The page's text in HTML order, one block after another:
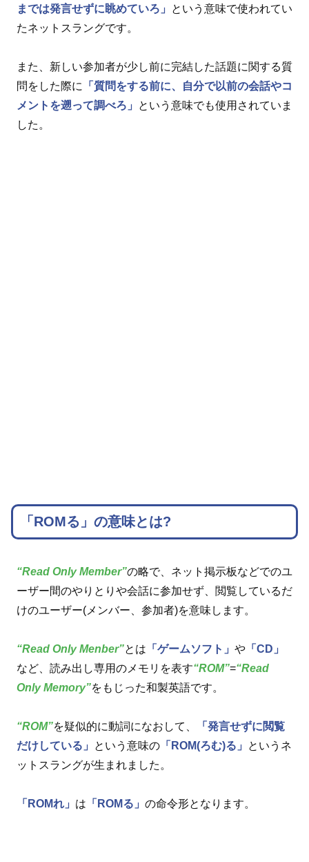
までは発言せずに眺めていろ」
という意味で使われてい
たネットスラングです。
また、新しい参加者が少し前に完結した話題に関する質
問をした際に
「質問をする前に、自分で以前の会話やコ
メントを遡って調べろ」
という意味でも使用されていま
した。
「ROMる」の意味とは?
“Read Only Member”の略で、ネット掲示板などでのユ
ーザー間のやりとりや会話に参加せず、閲覧しているだ
けのユーザー(メンバー、参加者)を意味します。
“Read Only Menber”とは 「ゲームソフト」 や 「CD」
など、読み出し専用のメモリを表す“ROM”=“Read
Only Memory”をもじった和製英語です。
“ROM”を疑似的に動詞になおして、
「発言せずに閲覧
だけしている」
という意味の 「ROM(ろむ)る」
というネ
ットスラングが生まれました。
「ROMれ」 は 「ROMる」 の命令形となります。